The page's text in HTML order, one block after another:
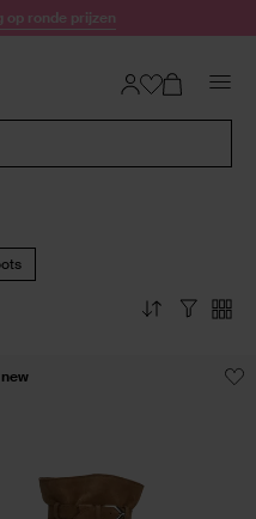
op ronde prijzen
new